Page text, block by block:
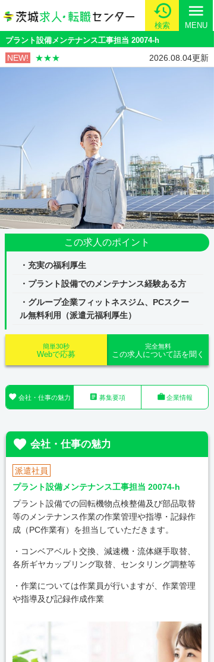
検索
menu
MENU
プラント設備メンテナンス工事担当 20074-h
NEW! ★★★ 2026.08.04更新
この求人のポイント
・充実の福利厚生
・プラント設備でのメンテナンス経験ある方
・グループ企業フィットネスジム、PCスクー
ル無料利用（派遣元福利厚生）
完全無料
この求人について話を聞く
簡単30秒
Webで応募
 会社・仕事の魅力  募集要項 企業情報
 会社・仕事の魅力
派遣社員
プラント設備メンテナンス工事担当 20074-h
プラント設備での回転機物点検整備及び部品取替
等のメンテナンス作業の作業管理や指導・記録作
成（PC作業有）を担当していただきます。
・コンベアベルト交換、減速機・流体継手取替、
各所ギヤカップリング取替、センタリング調整等
・作業については作業員が行いますが、作業管理
や指導及び記録作成作業